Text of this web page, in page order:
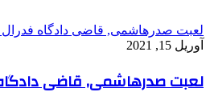
لعبت صدرهاشمی, قاضی دادگاه فدرال
آوریل 15, 2021
لعبت صدرهاشمی, قاضی دادگاه